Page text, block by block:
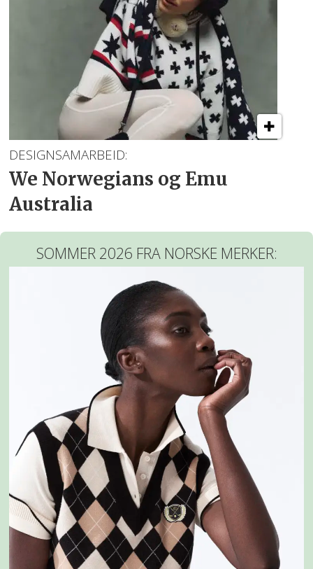
DESIGNSAMARBEID:
We Norwegians og Emu
Australia
SOMMER 2026 FRA NORSKE MERKER: